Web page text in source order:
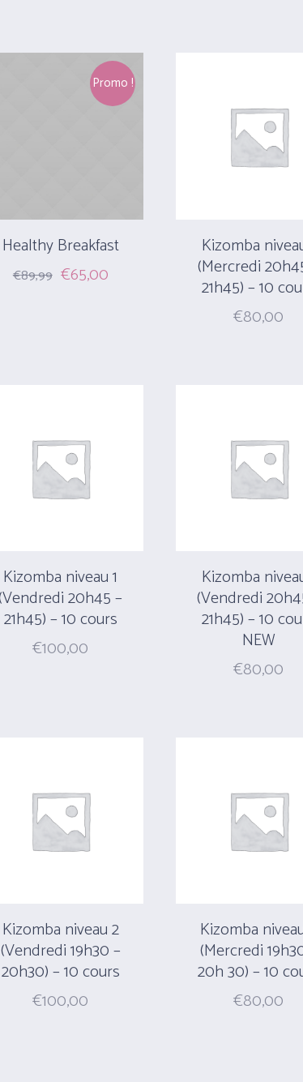
Promo !
Healthy Breakfast
€89,99 Original
€65,00Current
Kizomba
(Mercredi
21h45) – 10
€80,00
Kizomba niveau 1
20h45 –
21h45) – 10 cours
€100,00
Kizomba
(Vendredi
21h45) – 10
NEW
€80,00
Kizomba niveau 2
(Vendredi 19h30 –
20h30) – 10 cours
€100,00
Kizomba
(Mercredi
20h 30) – 10
€80,00